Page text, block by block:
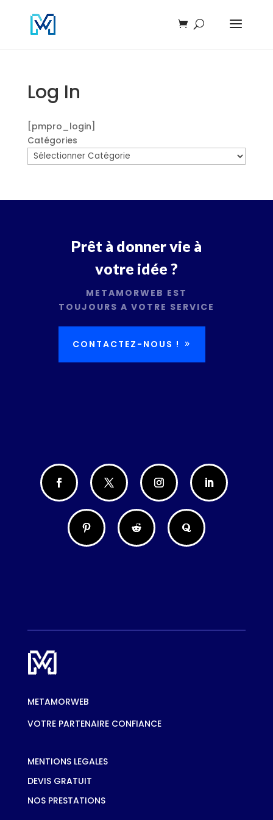
Log In
[pmpro_login]
Catégories
Prêt à donner vie à
votre idée ?
METAMORWEB EST
TOUJOURS A VOTRE SERVICE
CONTACTEZ-NOUS !
METAMORWEB
VOTRE PARTENAIRE CONFIANCE
MENTIONS LEGALES
DEVIS GRATUIT
NOS PRESTATIONS